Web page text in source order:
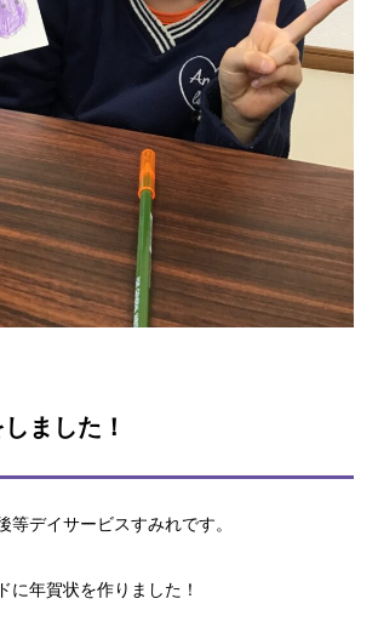
ました！
等デイサービスすみれです。
に年賀状を作りました！